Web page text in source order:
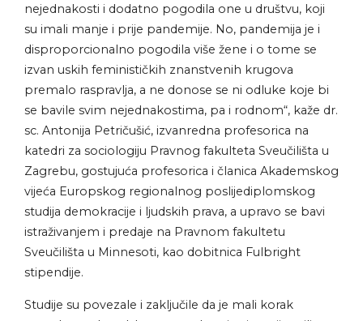
nejednakosti i dodatno pogodila one u društvu, koji
su imali manje i prije pandemije. No, pandemija je i
disproporcionalno pogodila više žene i o tome se
izvan uskih feminističkih znanstvenih krugova
premalo raspravlja, a ne donose se ni odluke koje bi
se bavile svim nejednakostima, pa i rodnom“, kaže dr.
sc. Antonija Petričušić, izvanredna profesorica na
katedri za sociologiju Pravnog fakulteta Sveučilišta u
Zagrebu, gostujuća profesorica i članica Akademskog
vijeća Europskog regionalnog poslijediplomskog
studija demokracije i ljudskih prava, a upravo se bavi
istraživanjem i predaje na Pravnom fakultetu
Sveučilišta u Minnesoti, kao dobitnica Fulbright
stipendije.
Studije su povezale i zaključile da je mali korak